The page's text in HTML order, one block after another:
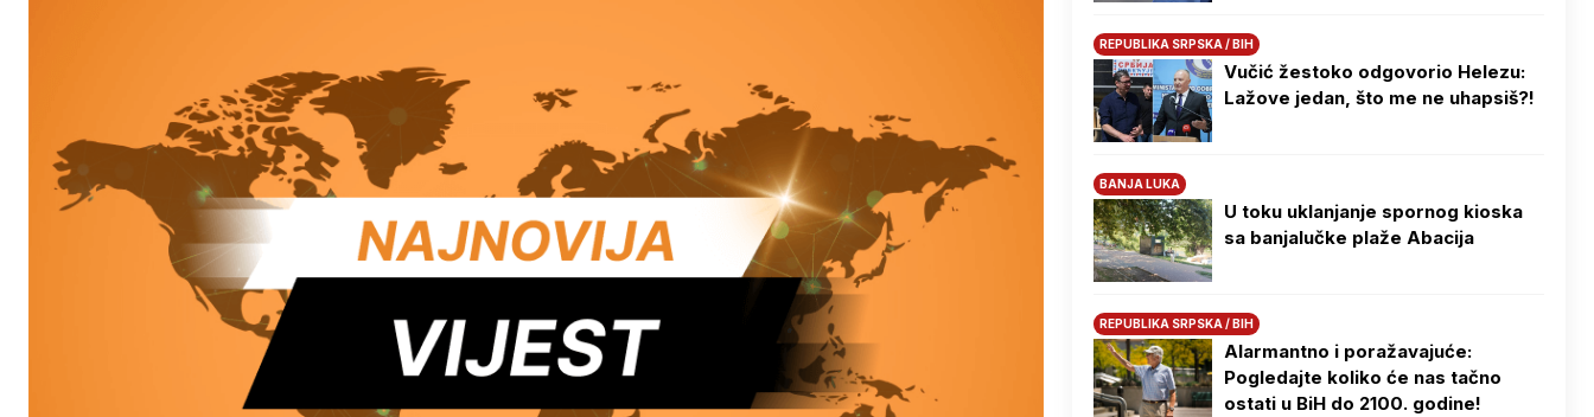
REPUBLIKA SRPSKA / BIH
Vučić žestoko odgovorio Helezu:
Lažove jedan, što me ne uhapsiš?!
BANJA LUKA
U toku uklanjanje spornog kioska
sa banjalučke plaže Abacija
REPUBLIKA SRPSKA / BIH
Alarmantno i poražavajuće:
Pogledajte koliko će nas tačno
ostati u BiH do 2100. godine!